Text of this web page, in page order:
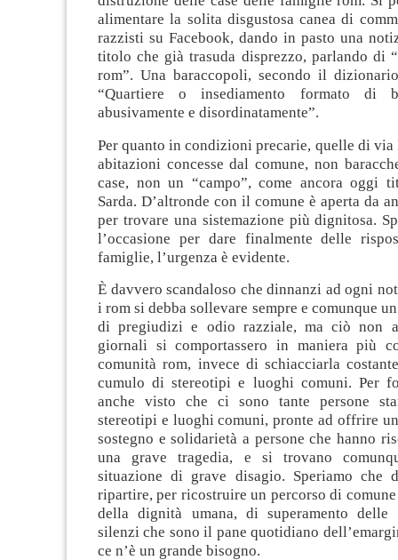
alimentare la solita disgustosa canea di
razzisti su Facebook, dando in pasto una
titolo che già trasuda disprezzo, parlando di
rom”. Una baraccopoli, secondo il
“Quartiere o insediamento formato di
abusivamente e disordinatamente”.
Per quanto in condizioni precarie, quelle di
abitazioni concesse dal comune, non
case, non un “campo”, come ancora oggi
Sarda. D’altronde con il comune è aperta da
per trovare una sistemazione più dignitosa.
l’occasione per dare finalmente delle
famiglie, l’urgenza è evidente.
È davvero scandaloso che dinnanzi ad ogni
i rom si debba sollevare sempre e comunque
di pregiudizi e odio razziale, ma ciò non
giornali si comportassero in maniera più
comunità rom, invece di schiacciarla
cumulo di stereotipi e luoghi comuni. Per
anche visto che ci sono tante persone
stereotipi e luoghi comuni, pronte ad offrire
sostegno e solidarietà a persone che hanno
una grave tragedia, e si trovano
situazione di grave disagio. Speriamo che
ripartire, per ricostruire un percorso di
della dignità umana, di superamento
silenzi che sono il pane quotidiano
ce n’è un grande bisogno.